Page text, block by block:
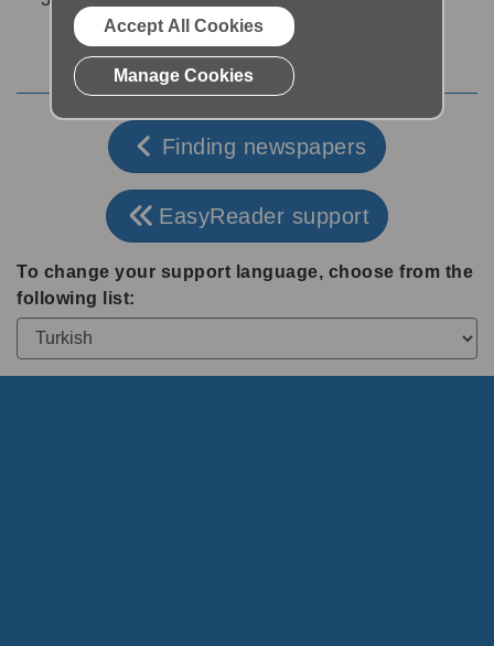
indirilecek ve ardından Okuyucu’da otomatik
olarak açılacaktır.
Finding newspapers
EasyReader support
To change your support language, choose from the
following list:
Accept All Cookies
Manage Cookies